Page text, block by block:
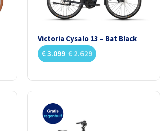
Victoria Cysalo 13 – Bat Black
€3.099 €2.629